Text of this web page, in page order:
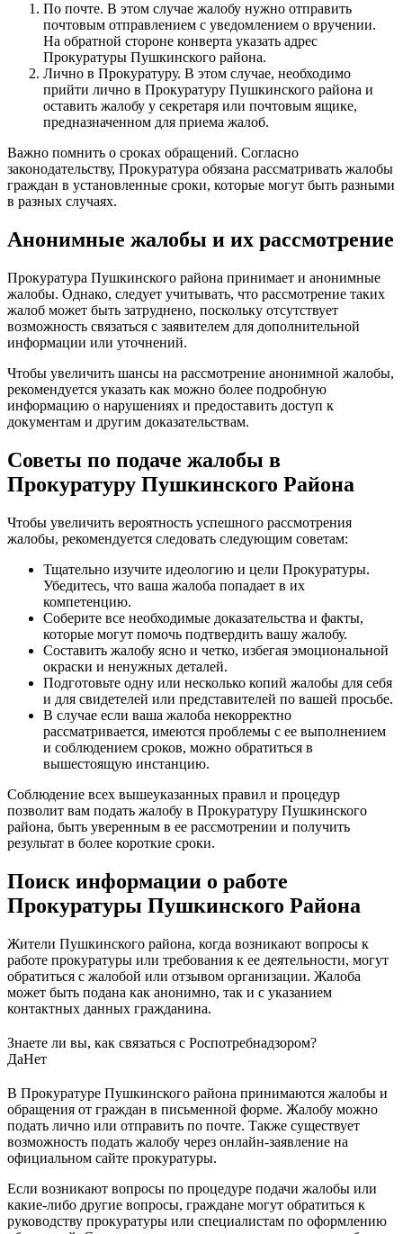
По почте. В этом случае жалобу нужно отправить
почтовым отправлением с уведомлением о вручении.
На обратной стороне конверта указать адрес
Прокуратуры Пушкинского района.
Лично в Прокуратуру. В этом случае, необходимо
прийти лично в Прокуратуру Пушкинского района и
оставить жалобу у секретаря или почтовым ящике,
предназначенном для приема жалоб.
Важно помнить о сроках обращений. Согласно
законодательству, Прокуратура обязана рассматривать жалобы
граждан в установленные сроки, которые могут быть разными
в разных случаях.
Анонимные жалобы и их рассмотрение
Прокуратура Пушкинского района принимает и анонимные
жалобы. Однако, следует учитывать, что рассмотрение таких
жалоб может быть затруднено, поскольку отсутствует
возможность связаться с заявителем для дополнительной
информации или уточнений.
Чтобы увеличить шансы на рассмотрение анонимной жалобы,
рекомендуется указать как можно более подробную
информацию о нарушениях и предоставить доступ к
документам и другим доказательствам.
Советы по подаче жалобы в
Прокуратуру Пушкинского Района
Чтобы увеличить вероятность успешного рассмотрения
жалобы, рекомендуется следовать следующим советам:
Тщательно изучите идеологию и цели Прокуратуры.
Убедитесь, что ваша жалоба попадает в их
компетенцию.
Соберите все необходимые доказательства и факты,
которые могут помочь подтвердить вашу жалобу.
Составить жалобу ясно и четко, избегая эмоциональной
окраски и ненужных деталей.
Подготовьте одну или несколько копий жалобы для себя
и для свидетелей или представителей по вашей просьбе.
В случае если ваша жалоба некорректно
рассматривается, имеются проблемы с ее выполнением
и соблюдением сроков, можно обратиться в
вышестоящую инстанцию.
Соблюдение всех вышеуказанных правил и процедур
позволит вам подать жалобу в Прокуратуру Пушкинского
района, быть уверенным в ее рассмотрении и получить
результат в более короткие сроки.
Поиск информации о работе
Прокуратуры Пушкинского Района
Жители Пушкинского района, когда возникают вопросы к
работе прокуратуры или требования к ее деятельности, могут
обратиться с жалобой или отзывом организации. Жалоба
может быть подана как анонимно, так и с указанием
контактных данных гражданина.
Знаете ли вы, как связаться с Роспотребнадзором?
ДаНет
В Прокуратуре Пушкинского района принимаются жалобы и
обращения от граждан в письменной форме. Жалобу можно
подать лично или отправить по почте. Также существует
возможность подать жалобу через онлайн-заявление на
официальном сайте прокуратуры.
Если возникают вопросы по процедуре подачи жалобы или
какие-либо другие вопросы, граждане могут обратиться к
руководству прокуратуры или специалистам по оформлению